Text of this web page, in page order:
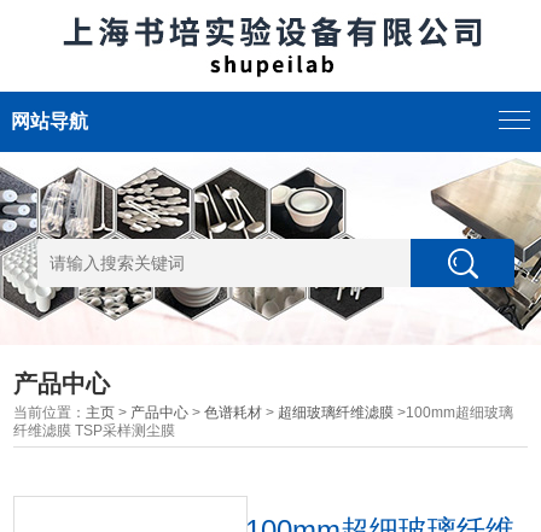
网站导航
产品中心
当前位置： 主页 > 产品中心 >色谱耗材 > 超细玻璃纤维滤膜 >100mm超细玻璃
纤维滤膜 TSP采样测尘膜